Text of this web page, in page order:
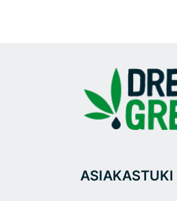
ASIAKASTUKI